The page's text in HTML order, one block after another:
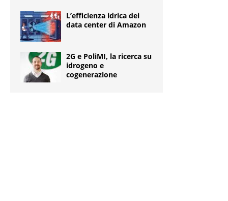
L’efficienza idrica dei
data center di Amazon
2G e PoliMI, la ricerca su
idrogeno e
cogenerazione